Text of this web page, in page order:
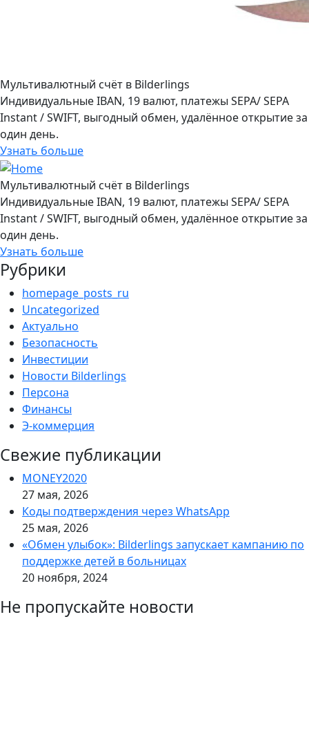
Мультивалютный счёт в Bilderlings
Индивидуальные IBAN, 19 валют, платежы SEPA/ SEPA
Instant / SWIFT, выгодный обмен, удалённое открытие за
один день.
Узнать больше
Мультивалютный счёт в Bilderlings
Индивидуальные IBAN, 19 валют, платежы SEPA/ SEPA
Instant / SWIFT, выгодный обмен, удалённое открытие за
один день.
Узнать больше
Рубрики
homepage_posts_ru
Uncategorized
Актуально
Безопасность
Инвестиции
Новости Bilderlings
Персона
Финансы
Э-коммерция
Свежие публикации
MONEY2020
27 мая, 2026
Коды подтверждения через WhatsApp
25 мая, 2026
«Обмен улыбок»: Bilderlings запускает кампанию по
поддержке детей в больницах
20 ноября, 2024
Не пропускайте новости